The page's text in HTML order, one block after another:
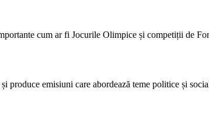
cum ar fi Jocurile Olimpice și competiții de
produce emisiuni care abordează teme politice și